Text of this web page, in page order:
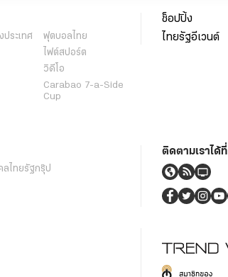
ระเทศ
ฟุตบอลไทย
ไฟต์สปอร์ต
วิดีโอ
Carabao 7-a-Side
Cup
ช็อปปิ้ง
ไทยรัฐอีเวนต์
ไทยรัฐกรุ๊ป
ติดตามเราได้ที่